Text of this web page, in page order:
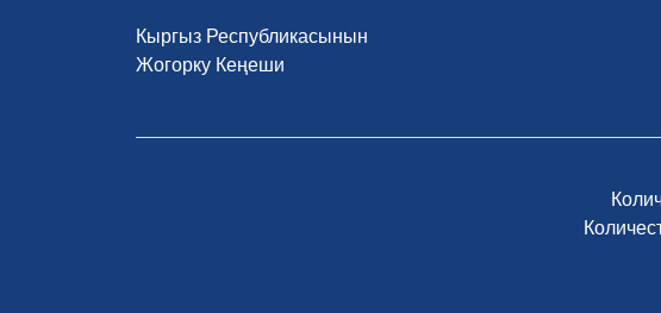
Кыргыз Республикасынын
Жогорку Кеңеши